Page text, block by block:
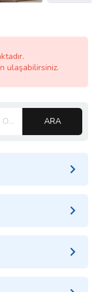
ulaşabilirsiniz.
ARA